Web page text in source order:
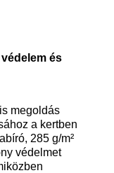
és
megoldás
a kertben
285 g/m²
védelmet